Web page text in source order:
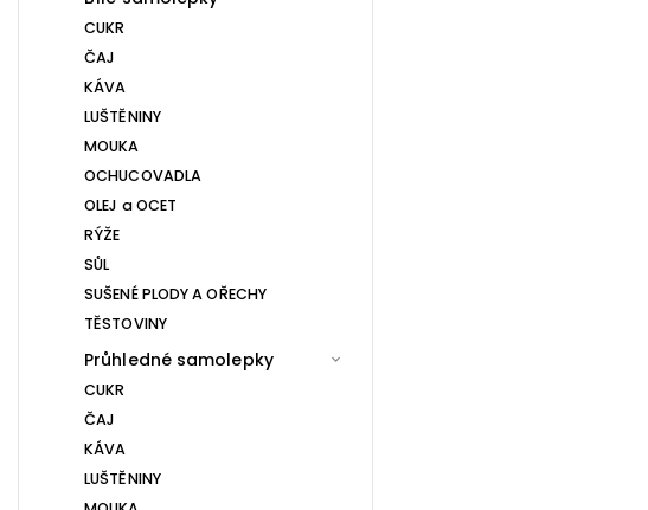
CUKR
ČAJ
KÁVA
LUŠTĚNINY
MOUKA
OCHUCOVADLA
OLEJ a OCET
RÝŽE
SŮL
SUŠENÉ PLODY A OŘECHY
TĚSTOVINY
Průhledné samolepky
CUKR
ČAJ
KÁVA
LUŠTĚNINY